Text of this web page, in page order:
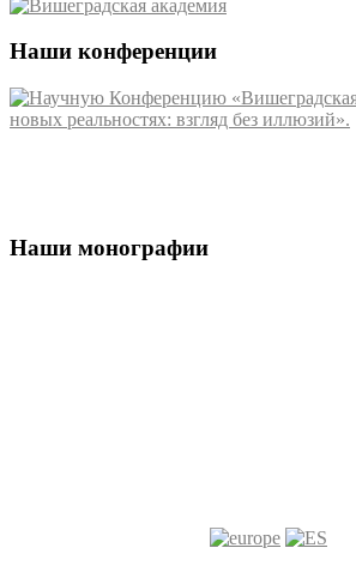
Наши конференции
Наши монографии